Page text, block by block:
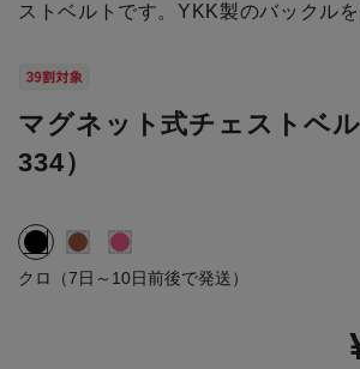
ストベルトです。YKK製のバックルを
マグネット式チェストベ
334）
クロ（7日～10日前後で発送）